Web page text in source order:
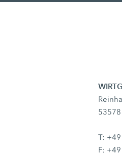
T:
F: